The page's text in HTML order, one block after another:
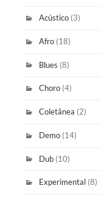
Acústico (3)
Afro (18)
Blues (8)
Choro (4)
Coletânea (2)
Demo (14)
Dub (10)
Experimental (8)